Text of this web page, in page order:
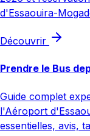
d'Essaouira-
Découvrir
Prendre le Bus
Guide complet
l'Aéroport
essentielles, avis,